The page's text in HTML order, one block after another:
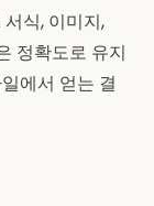
식, 이미지,
정확도로 유지
에서 얻는 결